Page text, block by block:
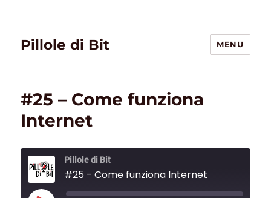
Pillole di Bit MENU
#25 – Come funziona
Internet
Pillole di Bit
#25 - Come funziona Internet